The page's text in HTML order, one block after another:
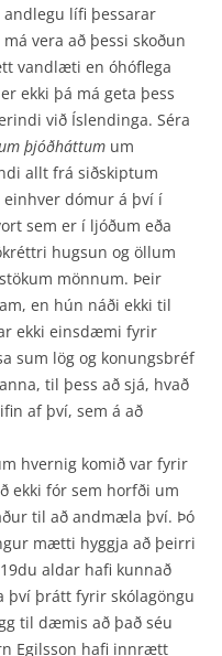
lífi þessarar
vera að þessi skoðun
vandlæti en óhóflega
ekki þá má geta þess
við Íslendinga. Séra
þjóðháttum um
allt frá sið­skiptum
dómur á því í
sem er í ljóðum eða
hugsun og öllum
mönnum. Þeir
en hún náði ekki til
ekki einsdæmi fyrir
sum lög og konungsbréf
til þess að sjá, hvað
af því, sem á að
hvernig komið var fyrir
ekki fór sem horfði um
til að andmæla því. Þó
mætti hyggja að þeirri
aldar hafi kunnað
því þrátt fyrir skólagöngu
til dæmis að það séu
Egilsson hafi innrætt